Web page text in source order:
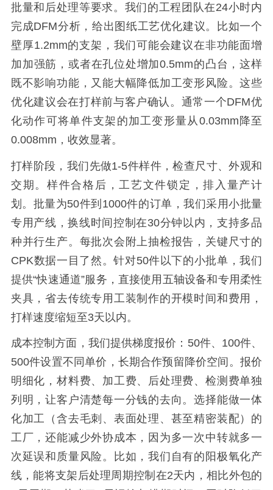
批量和后处理等要求。我们的工程团队在24小时内
完成DFM分析，给出图纸工艺优化建议。比如一个
壁厚1.2mm的支架，我们可能会建议在非功能面增
加加强筋，或者在孔位处增加0.5mm的凸台，这样
既不影响功能，又能大幅降低加工变形风险。这些
优化建议会在打样前与客户确认。通常一个DFM优
化动作可将单件支架的加工变形量从0.03mm降至
0.008mm，收效显著。
打样阶段，我们先做1-5件样件，检查尺寸、外观和
交期。样件合格后，工艺文件锁定，排入量产计
划。批量为50件到1000件的订单，我们采用小批量
专用产线，换线时间控制在30分钟以内，支持多品
种并行生产。每批次会附上抽检报告，关键尺寸的
CPK数据一目了然。针对50件以下的小批单，我们
提供“快速通道”服务，直接使用五轴设备和专用柔性
夹具，省去传统专用工装制作的开模时间和费用，
打样速度缩短至3天以内。
成本控制方面，我们提供梯度报价：50件、100件、
500件设置不同单价，长期合作预留降价空间。报价
明细化，材料费、加工费、后处理费、检测费单独
列明，让客户清楚每一分钱的去向。选择能做一体
化加工（含去毛刺、表面处理、甚至精密装配）的
工厂，还能减少外协成本，因为多一次中转就多一
次延误和质量风险。比如，我们自有的阳极氧化产
线，能将支架后处理周期控制在2天内，相比外包的